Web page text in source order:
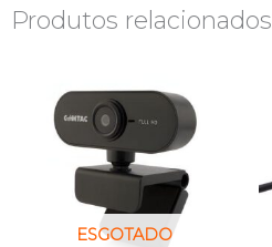
Produtos relacionados
ESGOTADO